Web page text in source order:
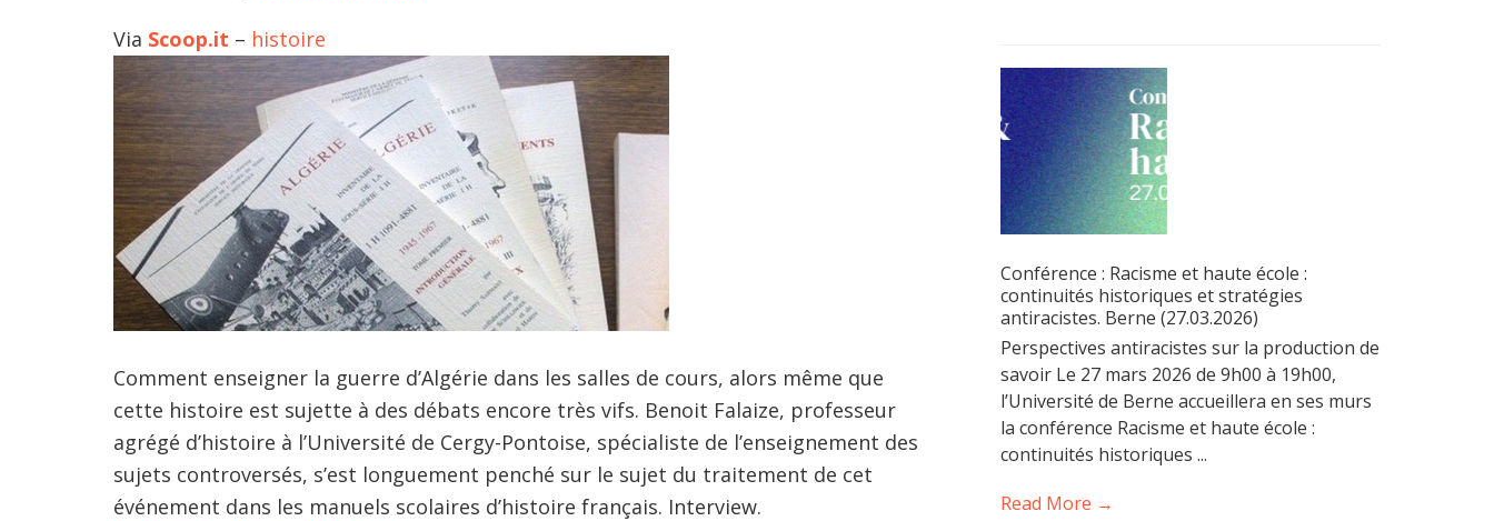
Via Scoop.it – histoire
Comment enseigner la guerre d’Algérie dans les salles de cours, alors même que
cette histoire est sujette à des débats encore très vifs. Benoit Falaize, professeur
agrégé d’histoire à l’Université de Cergy-Pontoise, spécialiste de l’enseignement des
sujets controversés, s’est longuement penché sur le sujet du traitement de cet
événement dans les manuels scolaires d’histoire français. Interview.
Conférence : Racisme et haute école :
continuités historiques et stratégies
antiracistes. Berne (27.03.2026)
Perspectives antiracistes sur la production de
savoir Le 27 mars 2026 de 9h00 à 19h00,
l’Université de Berne accueillera en ses murs
la conférence Racisme et haute école :
continuités historiques ...
Read More →